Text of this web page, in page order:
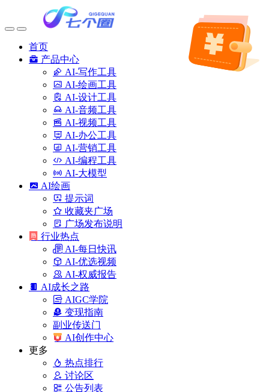
首页
产品中心
AI-写作工具
AI-绘画工具
AI-设计工具
AI-音频工具
AI-视频工具
AI-办公工具
AI-营销工具
AI-编程工具
AI-大模型
AI绘画
提示词
收藏夹广场
广场发布说明
行业热点
AI-每日快讯
AI-优选视频
AI-权威报告
AI成长之路
AIGC学院
变现指南
副业传送门
AI创作中心
更多
热点排行
讨论区
公告列表